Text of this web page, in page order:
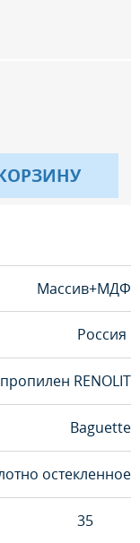
Массив+МДФ
Россия
RENOLIT
Baguette
остекленное
35